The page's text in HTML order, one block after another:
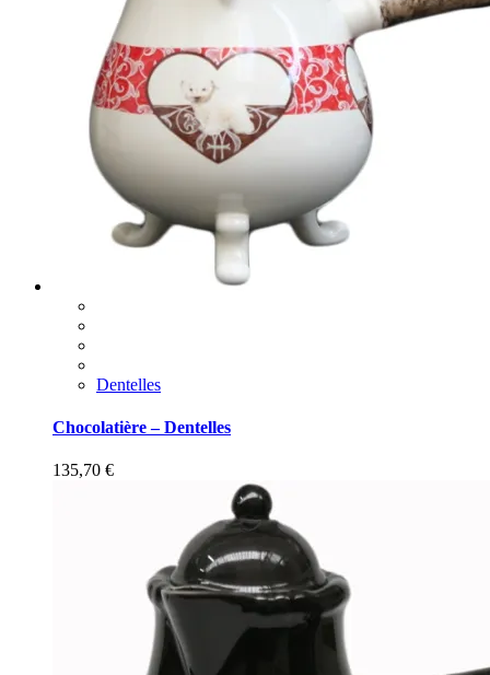
Dentelles
Chocolatière – Dentelles
135,70 €